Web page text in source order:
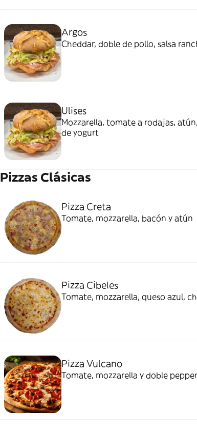
Argos
Cheddar, doble de pollo, salsa
Ulises
Mozzarella, tomate a rodajas,
de yogurt
Pizzas Clásicas
Pizza Creta
Tomate, mozzarella, bacón y atún
Pizza Cibeles
Tomate, mozzarella, queso azul,
Pizza Vulcano
Tomate, mozzarella y doble